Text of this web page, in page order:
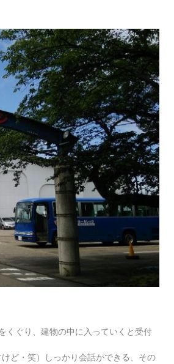
くぐり、建物の中に入っていくと受付
ど・笑）しっかり会話ができる、その